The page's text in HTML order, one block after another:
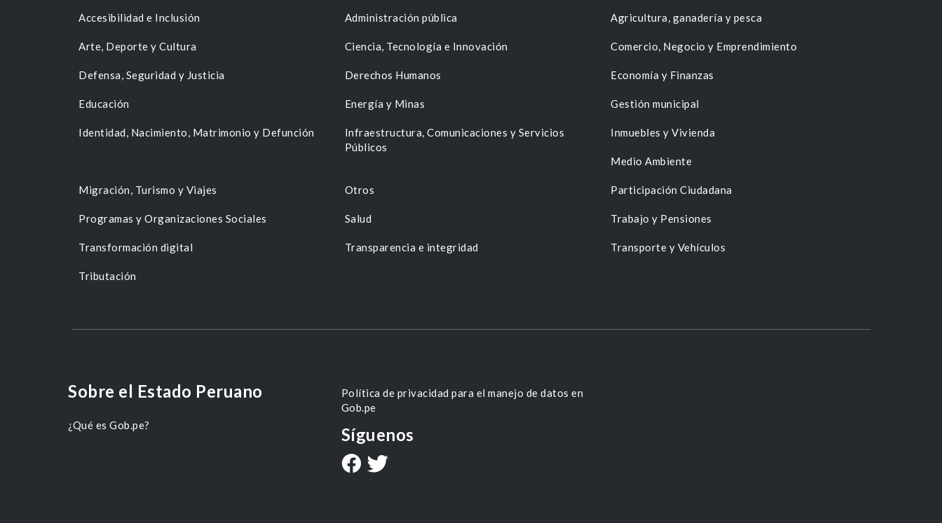
Accesibilidad e Inclusión Administración pública Agricultura, ganadería y pesca
Arte, Deporte y Cultura Ciencia, Tecnología e Innovación Comercio, Negocio y Emprendimiento
Defensa, Seguridad y Justicia Derechos Humanos Economía y Finanzas
Educación Energía y Minas Gestión municipal
Identidad, Nacimiento, Matrimonio y Defunción
Infraestructura, Comunicaciones y Servicios
Públicos
Inmuebles y Vivienda
Medio Ambiente
Migración, Turismo y Viajes Otros Participación Ciudadana
Programas y Organizaciones Sociales Salud Trabajo y Pensiones
Transformación digital Transparencia e integridad Transporte y Vehículos
Tributación
Sobre el Estado Peruano
¿Qué es Gob.pe?
Política de privacidad para el manejo de datos en
Gob.pe
Síguenos